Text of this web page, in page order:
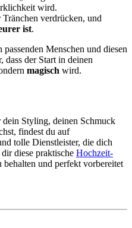
wird.
verdrücken, und
ist.
Menschen und diesen
dass der Start in deinen
magisch wird.
Styling, deinen Schmuck
findest du auf
tolle Dienstleister, die dich
diese praktische Hochzeit-
und perfekt vorbereitet